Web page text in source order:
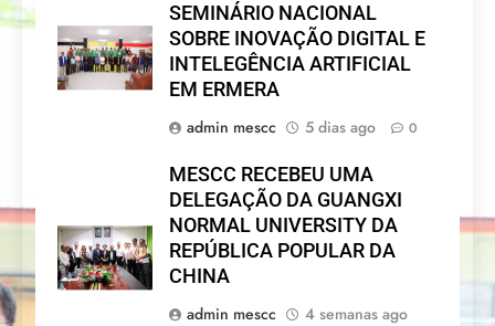
SEMINÁRIO NACIONAL
SOBRE INOVAÇÃO DIGITAL E
INTELEGÊNCIA ARTIFICIAL
EM ERMERA
admin mescc
5 dias ago 0
MESCC RECEBEU UMA
DELEGAÇÃO DA GUANGXI
NORMAL UNIVERSITY DA
REPÚBLICA POPULAR DA
CHINA
admin mescc
4 semanas ago